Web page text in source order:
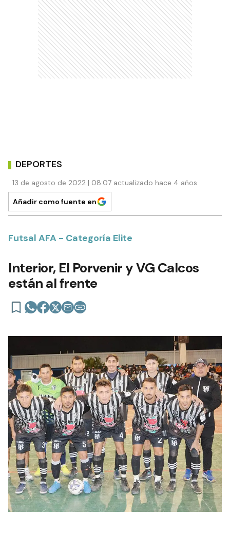
DEPORTES
13 de agosto de 2022 | 08:07 actualizado hace 4 años
Añadir como fuente en
Futsal AFA - Categoría Elite
Interior, El Porvenir y VG Calcos
están al frente